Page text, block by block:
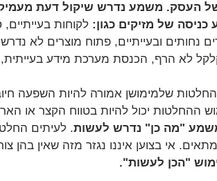
העסק. משמע נדרש שיקול דעת
כניסה של מזיקים כגון: לקוחות
נחותים ובעייתיים, פתוח מוצרים לא
לא הרף, הכנסת מערכת מידע
שלמימושן אמורה להיות השפעה
ההחלטות יכול להיות בטווח הקצר או
"מה כן" נדרש לעשות. לעיתים
אי בצוען איננו נגזר מזה שאין בהן
"הכן לעשות".